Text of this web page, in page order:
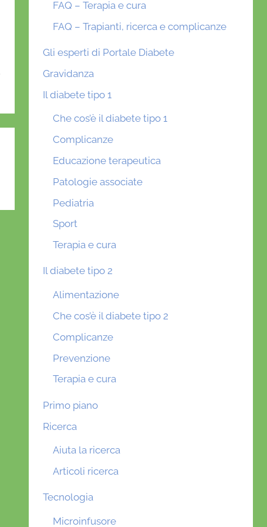
FAQ – Terapia e cura
FAQ – Trapianti, ricerca e complicanze
Gli esperti di Portale Diabete
Gravidanza
Il diabete tipo 1
Che cos’è il diabete tipo 1
Complicanze
Educazione terapeutica
Patologie associate
Pediatria
Sport
Terapia e cura
Il diabete tipo 2
Alimentazione
Che cos’è il diabete tipo 2
Complicanze
Prevenzione
Terapia e cura
Primo piano
Ricerca
Aiuta la ricerca
Articoli ricerca
Tecnologia
Microinfusore